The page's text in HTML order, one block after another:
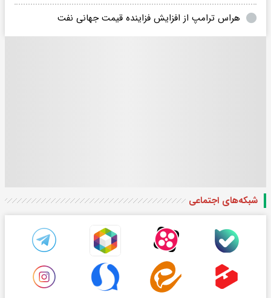
هراس ترامپ از افزایش فزاینده قیمت جهانی نفت
شبکه‌های اجتماعی